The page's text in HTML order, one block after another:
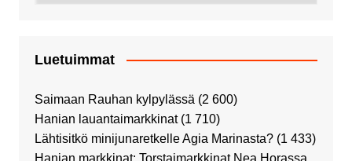
Luetuimmat
Saimaan Rauhan kylpylässä (2 600)
Hanian lauantaimarkkinat (1 710)
Lähtisitkö minijunaretkelle Agia Marinasta? (1 433)
Hanian markkinat: Torstaimarkkinat Nea Horassa